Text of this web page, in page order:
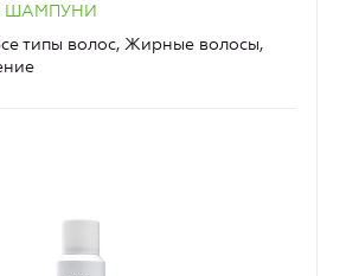
ШАМПУНИ
типы волос, Жирные волосы,